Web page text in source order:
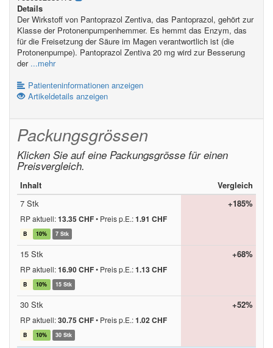
Details
Der Wirkstoff von Pantoprazol Zentiva, das Pantoprazol, gehört zur
Klasse der Protonenpumpenhemmer. Es hemmt das Enzym, das
für die Freisetzung der Säure im Magen verantwortlich ist (die
Protonenpumpe). Pantoprazol Zentiva 20 mg wird zur Besserung
der ...mehr
Patienteninformationen anzeigen
Artikeldetails anzeigen
Packungsgrössen
Klicken Sie auf eine Packungsgrösse für einen
Preisvergleich.
Inhalt
Vergleich
7 Stk
RP aktuell:13.35 CHF• Preis p.E.:1.91 CHF
B 10% 7 Stk
+185%
15 Stk
RP aktuell:16.90 CHF• Preis p.E.:1.13 CHF
B 10% 15 Stk
+68%
30 Stk
RP aktuell:30.75 CHF• Preis p.E.:1.02 CHF
B 10% 30 Stk
+52%